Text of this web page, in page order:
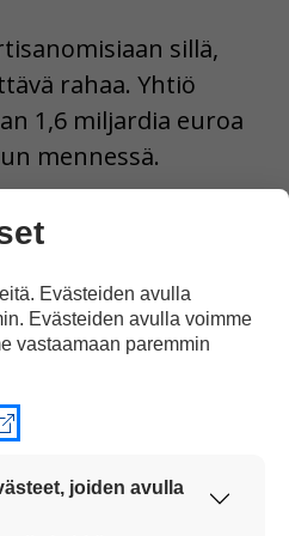
sillä,
rahaa. Yhtiö
1,6 miljardia euroa
mennessä.
artikkeliin
Evästeiden avulla
Evästeiden avulla voimme
vastaamaan paremmin
joiden avulla